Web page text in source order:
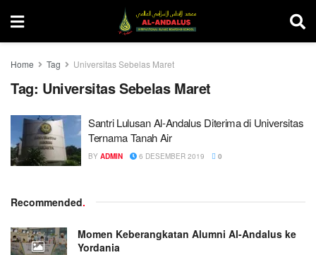
Home Tag Universitas Sebelas Maret
Tag: Universitas Sebelas Maret
Santri Lulusan Al-Andalus Diterima di Universitas
Ternama Tanah Air
BY ADMIN 6 DESEMBER 2019 0
Recommended.
Momen Keberangkatan Alumni Al-Andalus ke
Yordania